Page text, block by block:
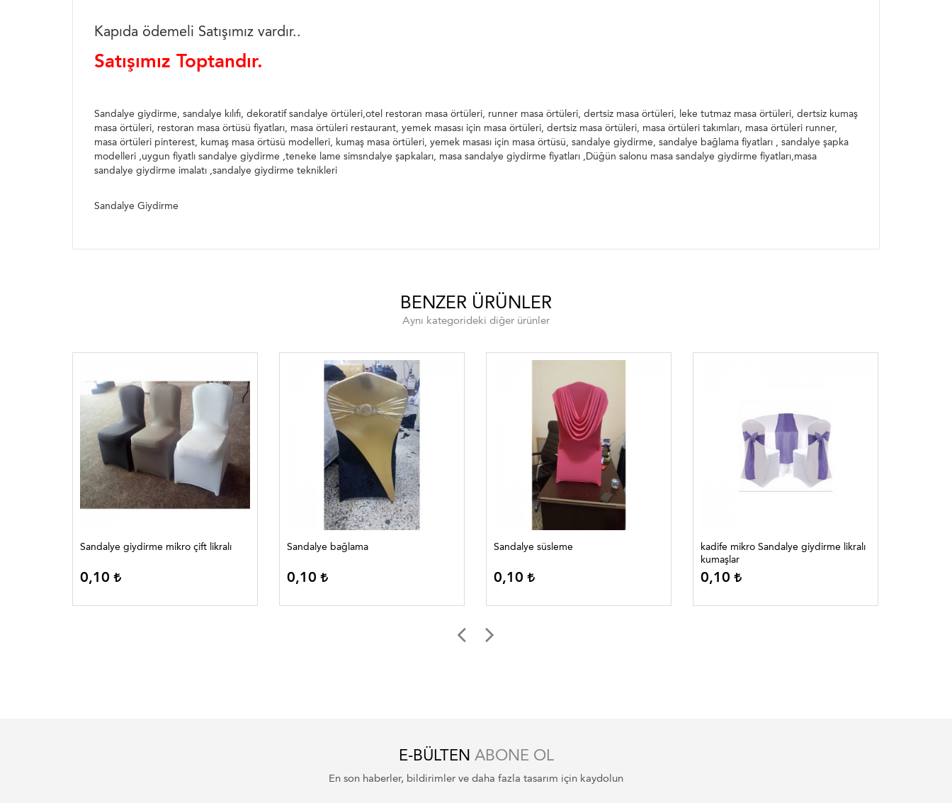
Kapıda ödemeli Satışımız vardır..
Satışımız Toptandır.
Sandalye giydirme, sandalye kılıfı, dekoratif sandalye örtüleri,otel restoran masa örtüleri, runner masa örtüleri, dertsiz masa örtüleri, leke tutmaz masa örtüleri, dertsiz kumaş
masa örtüleri, restoran masa örtüsü fiyatları, masa örtüleri restaurant, yemek masası için masa örtüleri, dertsiz masa örtüleri, masa örtüleri takımları, masa örtüleri runner,
masa örtüleri pinterest, kumaş masa örtüsü modelleri, kumaş masa örtüleri, yemek masası için masa örtüsü, sandalye giydirme, sandalye bağlama fiyatları , sandalye şapka
modelleri ,uygun fiyatlı sandalye giydirme ,teneke lame simsndalye şapkaları, masa sandalye giydirme fiyatları ,Düğün salonu masa sandalye giydirme fiyatları,masa
sandalye giydirme imalatı ,sandalye giydirme teknikleri
Sandalye Giydirme
BENZER ÜRÜNLER
Aynı kategorideki diğer ürünler
Sandalye giydirme mikro çift likralı
0,10
Sandalye bağlama
0,10
Sandalye süsleme
0,10
kadife mikro Sandalye giydirme likralı
kumaşlar
0,10
E-BÜLTEN ABONE OL
En son haberler, bildirimler ve daha fazla tasarım için kaydolun